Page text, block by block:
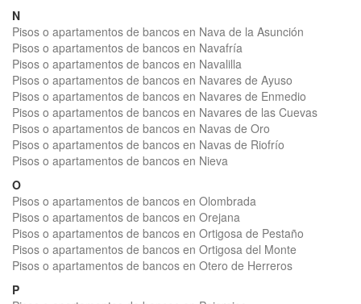
N
Pisos o apartamentos de bancos en Nava de la Asunción
Pisos o apartamentos de bancos en Navafría
Pisos o apartamentos de bancos en Navalilla
Pisos o apartamentos de bancos en Navares de Ayuso
Pisos o apartamentos de bancos en Navares de Enmedio
Pisos o apartamentos de bancos en Navares de las Cuevas
Pisos o apartamentos de bancos en Navas de Oro
Pisos o apartamentos de bancos en Navas de Riofrío
Pisos o apartamentos de bancos en Nieva
O
Pisos o apartamentos de bancos en Olombrada
Pisos o apartamentos de bancos en Orejana
Pisos o apartamentos de bancos en Ortigosa de Pestaño
Pisos o apartamentos de bancos en Ortigosa del Monte
Pisos o apartamentos de bancos en Otero de Herreros
P